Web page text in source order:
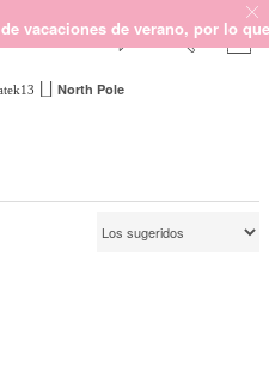
de verano, por lo
North Pole